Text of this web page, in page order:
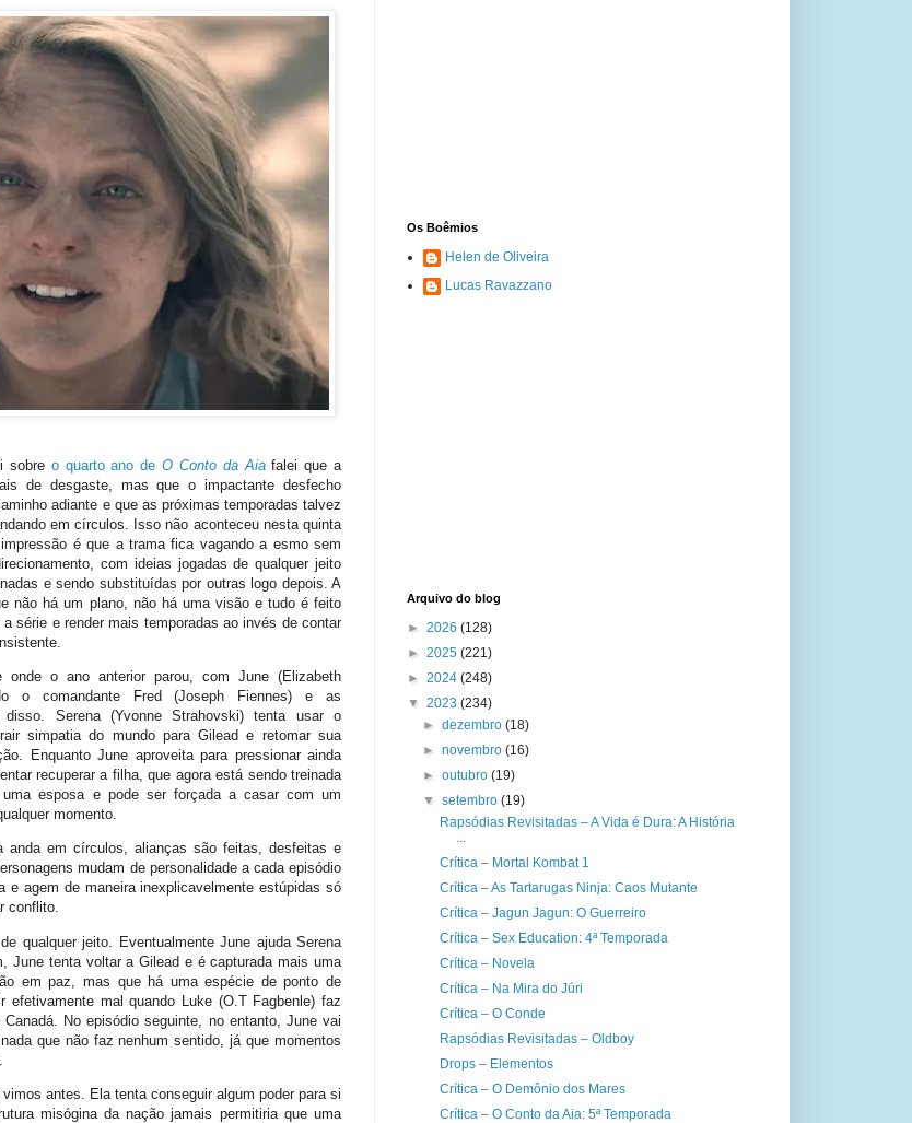
sobre o quarto ano deO Conto da Aiafalei que a
de desgaste, mas que o impactante desfecho
adiante e que as próximas temporadas talvez
em círculos. Isso não aconteceu nesta quinta
é que a trama fica vagando a esmo sem
com ideias jogadas de qualquer jeito
e sendo substituídas por outras logo depois. A
não há um plano, não há uma visão e tudo é feito
a série e render mais temporadas ao invés de contar
onde o ano anterior parou, com June (Elizabeth
o comandante Fred (Joseph Fiennes) e as
disso. Serena (Yvonne Strahovski) tenta usar o
simpatia do mundo para Gilead e retomar sua
Enquanto June aproveita para pressionar ainda
recuperar a filha, que agora está sendo treinada
esposa e pode ser forçada a casar com um
momento.
anda em círculos, alianças são feitas, desfeitas e
mudam de personalidade a cada episódio
agem de maneira inexplicavelmente estúpidas só
conflito.
qualquer jeito. Eventualmente June ajuda Serena
June tenta voltar a Gilead e é capturada mais uma
em paz, mas que há uma espécie de ponto de
mal quando Luke (O.T Fagbenle) faz
No episódio seguinte, no entanto, June vai
que não faz nenhum sentido, já que momentos
antes. Ela tenta conseguir algum poder para si
misógina da nação jamais permitiria que uma
Os Boêmios
Helen de Oliveira
Lucas Ravazzano
Arquivo do blog
► 2026 (128)
► 2025 (221)
► 2024 (248)
▼ 2023 (234)
►dezembro(18)
►novembro(16)
►outubro(19)
▼setembro(19)
Rapsódias Revisitadas – A Vida é Dura: A História
...
Crítica – Mortal Kombat 1
Crítica – As Tartarugas Ninja: Caos Mutante
Crítica – Jagun Jagun: O Guerreiro
Crítica – Sex Education: 4ª Temporada
Crítica – Novela
Crítica – Na Mira do Júri
Crítica – O Conde
Rapsódias Revisitadas – Oldboy
Drops – Elementos
Crítica – O Demônio dos Mares
Crítica – O Conto da Aia: 5ª Temporada